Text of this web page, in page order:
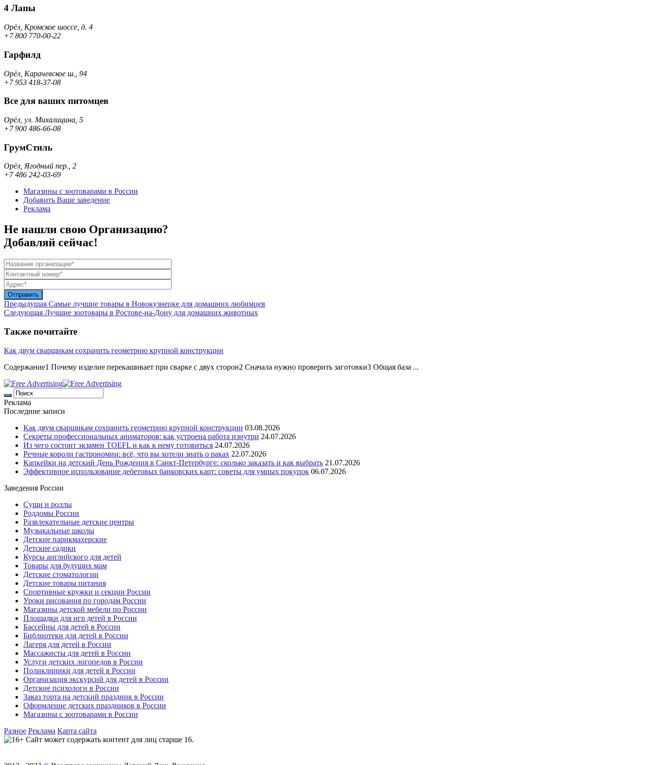
4 Лапы
Орёл, Кромское шоссе, д. 4
+7 800 770-00-22
Гарфилд
Орёл, Карачевское ш., 94
+7 953 418-37-08
Все для ваших питомцев
Орёл, ул. Михалицина, 5
+7 900 486-66-08
ГрумСтиль
Орёл, Ягодный пер., 2
+7 486 242-03-69
Магазины с зоотоварами в России
Добавить Ваше заведение
Реклама
Не нашли свою Организацию?
Добавляй сейчас!
Предыдущая Самые лучшие товары в Новокузнецке для домашних любимцев
Следующая Лучшие зоотовары в Ростове-на-Дону для домашних животных
Также почитайте
Как двум сварщикам сохранить геометрию крупной конструкции
Содержание1 Почему изделие перекашивает при сварке с двух сторон2 Сначала нужно проверить заготовки3 Общая база ...
Реклама
Последние записи
Как двум сварщикам сохранить геометрию крупной конструкции 03.08.2026
Секреты профессиональных аниматоров: как устроена работа изнутри 24.07.2026
Из чего состоит экзамен TOEFL и как к нему готовиться 24.07.2026
Речные короли гастрономии: всё, что вы хотели знать о раках 22.07.2026
Капкейки на детский День Рождения в Санкт-Петербурге: сколько заказать и как выбрать 21.07.2026
Эффективное использование дебетовых банковских карт: советы для умных покупок 06.07.2026
Заведения России
Суши и роллы
Роддомы России
Развлекательные детские центры
Музыкальные школы
Детские парикмахерские
Детские садики
Курсы английского для детей
Товары для будущих мам
Детские стоматологии
Детские товары питания
Спортивные кружки и секции России
Уроки рисования по городам России
Магазины детской мебели по России
Площадки для игр детей в России
Бассейны для детей в России
Библиотеки для детей в России
Лагеря для детей в России
Массажисты для детей в России
Услуги детских логопедов в России
Поликлиники для детей в России
Организация экскурсий для детей в России
Детские психологи в России
Заказ торта на детский праздник в России
Оформление детских праздников в России
Магазины с зоотоварами в России
Разное Реклама Карта сайта
Сайт может содержать контент для лиц старше 16.